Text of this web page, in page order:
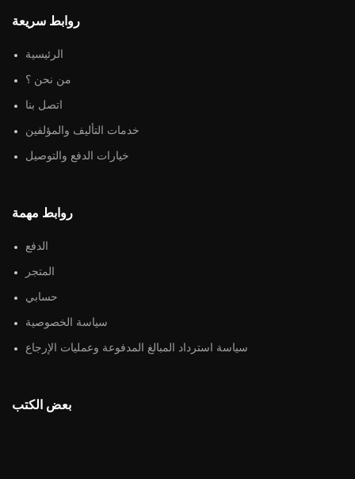
روابط سريعة
الرئيسية
من نحن ؟
اتصل بنا
خدمات التأليف والمؤلفين
خيارات الدفع والتوصيل
روابط مهمة
الدفع
المتجر
حسابي
سياسة الخصوصية
سياسة استرداد المبالغ المدفوعة وعمليات الإرجاع
بعض الكتب